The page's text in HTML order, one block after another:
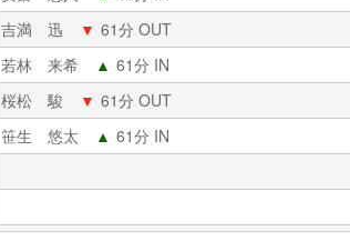
吉満 迅 ▼ 61分 OUT
若林 来希 ▲ 61分 IN
桜松 駿 ▼ 61分 OUT
笹生 悠太 ▲ 61分 IN